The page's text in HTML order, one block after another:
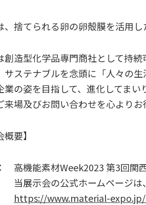
、捨てられる卵の卵殻膜を活用
創造型化学品専門商社として持
サステナブルを念頭に「人々の
業の姿を目指して、進化してまい
来場及びお問い合わせを心より
概要】
高機能素材Week2023 第3回関
会の公式ホームページは、
https://www.material-